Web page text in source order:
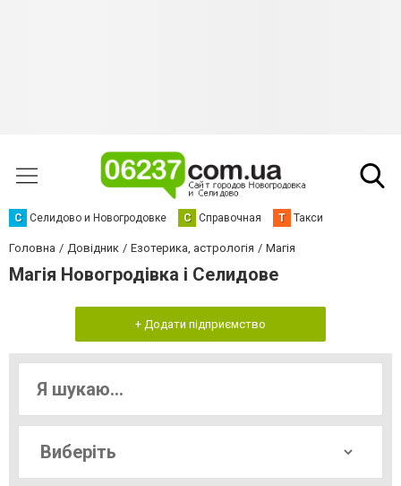
С Селидово и Новогродовке С Справочная Т Такси
Головна Довідник Езотерика, астрологія Магія
Магія Новогродівка і Селидове
+ Додати підприємство